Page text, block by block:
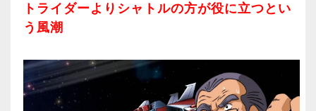
トライダーよりシャトルの方が役に立つとい
う風潮